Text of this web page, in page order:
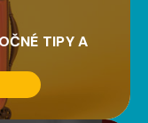
TIPY A